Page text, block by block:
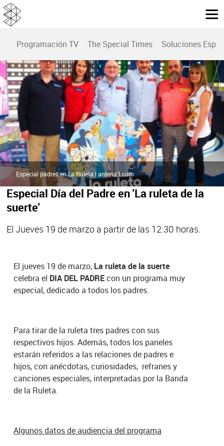
Programación TV The Special Times Soluciones
Especial Día del Padre en 'La ruleta de la
suerte'
El Jueves 19 de marzo a partir de las 12:30 horas.
Especial padres en La Ruleta | antena3.com
El jueves 19 de marzo, La ruleta de la suerte
celebra el DIA DEL PADREcon un programa muy
especial, dedicado a todos los padres.
Para tirar de la ruleta tres padres con sus
respectivos hijos. Además, todos los paneles
estarán referidos a las relaciones de padres e
hijos, con anécdotas, curiosidades, refranes y
canciones especiales, interpretadas por la Banda
de la Ruleta.
Algunos datos de audiencia del programa